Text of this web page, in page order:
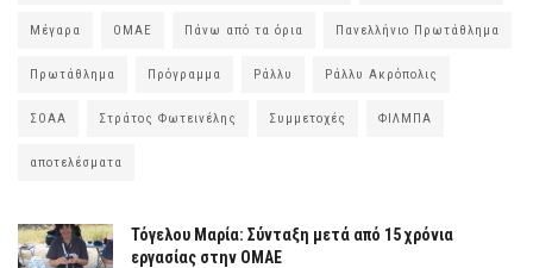
Μέγαρα ΟΜΑΕ Πάνω από τα όρια Πανελλήνιο Πρωτάθλημα
Πρωτάθλημα Πρόγραμμα Ράλλυ Ράλλυ Ακρόπολις
ΣΟΑΑ Στράτος Φωτεινέλης Συμμετοχές ΦΙΛΜΠΑ
αποτελέσματα
Τόγελου Μαρία: Σύνταξη μετά από 15 χρόνια
εργασίας στην ΟΜΑΕ